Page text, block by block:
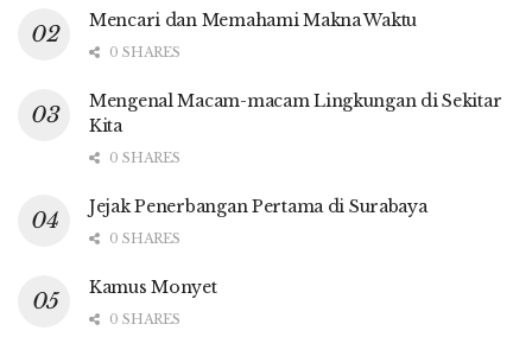
Mencari dan Memahami Makna Waktu
0 SHARES
Mengenal Macam-macam Lingkungan di Sekitar
Kita
0 SHARES
Jejak Penerbangan Pertama di Surabaya
0 SHARES
Kamus Monyet
0 SHARES